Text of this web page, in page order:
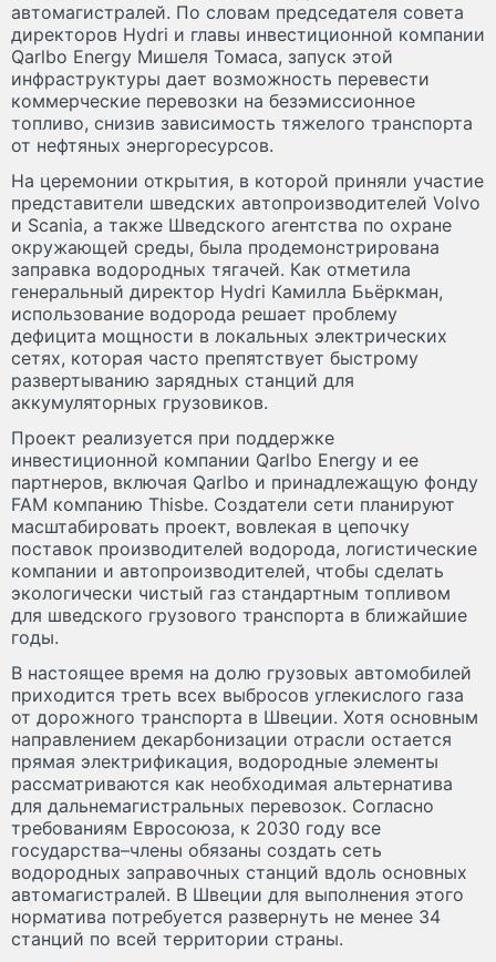
автомагистралей. По словам председателя совета
директоров Hydri и главы инвестиционной компании
Qarlbo Energy Мишеля Томаса, запуск этой
инфраструктуры дает возможность перевести
коммерческие перевозки на безэмиссионное
топливо, снизив зависимость тяжелого транспорта
от нефтяных энергоресурсов.
На церемонии открытия, в которой приняли участие
представители шведских автопроизводителей Volvo
и Scania, а также Шведского агентства по охране
окружающей среды, была продемонстрирована
заправка водородных тягачей. Как отметила
генеральный директор Hydri Камилла Бьёркман,
использование водорода решает проблему
дефицита мощности в локальных электрических
сетях, которая часто препятствует быстрому
развертыванию зарядных станций для
аккумуляторных грузовиков.
Проект реализуется при поддержке
инвестиционной компании Qarlbo Energy и ее
партнеров, включая Qarlbo и принадлежащую фонду
FAM компанию Thisbe. Создатели сети планируют
масштабировать проект, вовлекая в цепочку
поставок производителей водорода, логистические
компании и автопроизводителей, чтобы сделать
экологически чистый газ стандартным топливом
для шведского грузового транспорта в ближайшие
годы.
В настоящее время на долю грузовых автомобилей
приходится треть всех выбросов углекислого газа
от дорожного транспорта в Швеции. Хотя основным
направлением декарбонизации отрасли остается
прямая электрификация, водородные элементы
рассматриваются как необходимая альтернатива
для дальнемагистральных перевозок. Согласно
требованиям Евросоюза, к 2030 году все
государства–члены обязаны создать сеть
водородных заправочных станций вдоль основных
автомагистралей. В Швеции для выполнения этого
норматива потребуется развернуть не менее 34
станций по всей территории страны.